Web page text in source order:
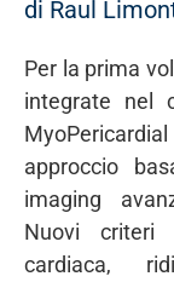
di Raul
Per la prima
integrate nel
approccio
imaging
Nuovi criteri
cardiaca,